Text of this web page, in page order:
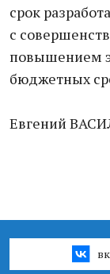
срок
с
повышением
бюджетных
Евгений
вк